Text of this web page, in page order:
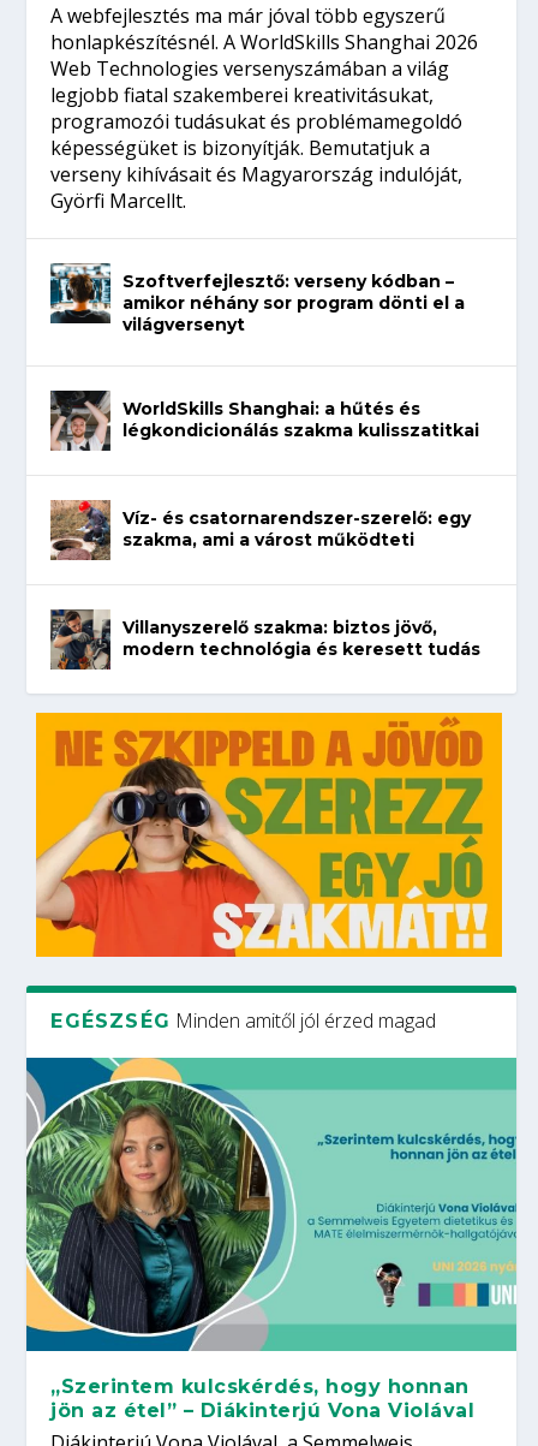
A webfejlesztés ma már jóval több egyszerű
honlapkészítésnél. A WorldSkills Shanghai 2026
Web Technologies versenyszámában a világ
legjobb fiatal szakemberei kreativitásukat,
programozói tudásukat és problémamegoldó
képességüket is bizonyítják. Bemutatjuk a
verseny kihívásait és Magyarország indulóját,
Györfi Marcellt.
Szoftverfejlesztő: verseny kódban –
amikor néhány sor program dönti el a
világversenyt
WorldSkills Shanghai: a hűtés és
légkondicionálás szakma kulisszatitkai
Víz- és csatornarendszer-szerelő: egy
szakma, ami a várost működteti
Villanyszerelő szakma: biztos jövő,
modern technológia és keresett tudás
EGÉSZSÉG Minden amitől jól érzed magad
„Szerintem kulcskérdés, hogy honnan
jön az étel” – Diákinterjú Vona Violával